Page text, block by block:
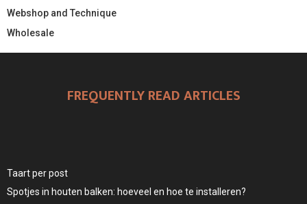
Webshop and Technique
Wholesale
FREQUENTLY READ ARTICLES
Taart per post
Spotjes in houten balken: hoeveel en hoe te installeren?